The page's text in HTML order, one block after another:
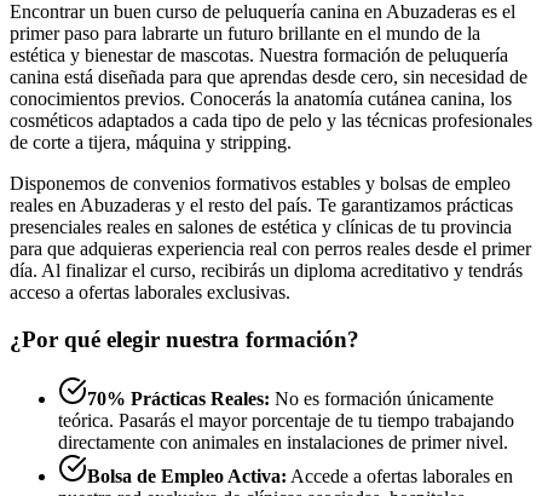
Encontrar un buen curso de peluquería canina en Abuzaderas es el
primer paso para labrarte un futuro brillante en el mundo de la
estética y bienestar de mascotas. Nuestra formación de peluquería
canina está diseñada para que aprendas desde cero, sin necesidad de
conocimientos previos. Conocerás la anatomía cutánea canina, los
cosméticos adaptados a cada tipo de pelo y las técnicas profesionales
de corte a tijera, máquina y stripping.
Disponemos de convenios formativos estables y bolsas de empleo
reales en Abuzaderas y el resto del país. Te garantizamos prácticas
presenciales reales en salones de estética y clínicas de tu provincia
para que adquieras experiencia real con perros reales desde el primer
día. Al finalizar el curso, recibirás un diploma acreditativo y tendrás
acceso a ofertas laborales exclusivas.
¿Por qué elegir nuestra formación?
70% Prácticas Reales: No es formación únicamente
teórica. Pasarás el mayor porcentaje de tu tiempo trabajando
directamente con animales en instalaciones de primer nivel.
Bolsa de Empleo Activa: Accede a ofertas laborales en